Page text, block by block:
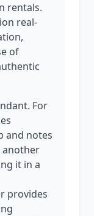
rentals.
real-
of
For
and notes
another
it in a
provides